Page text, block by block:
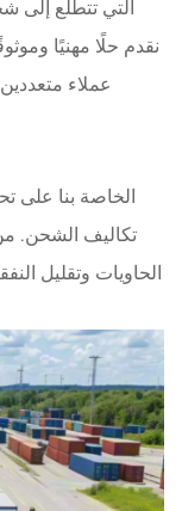
التي تتطلع إلى
نقدم حلًا مهنيًا
عملاء
تكاليف الشحن.
الحاويات وتقليل